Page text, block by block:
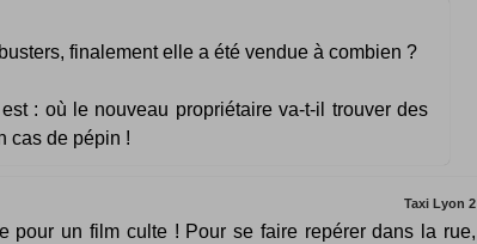
finalement elle a été vendue à combien ?
: où le nouveau propriétaire va-t-il trouver des
cas de pépin !
Taxi Lyon 2
pour un film culte ! Pour se faire repérer dans la rue,